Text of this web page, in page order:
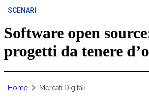
SCENARI
Software open
progetti da tenere
Home Mercati Digitali